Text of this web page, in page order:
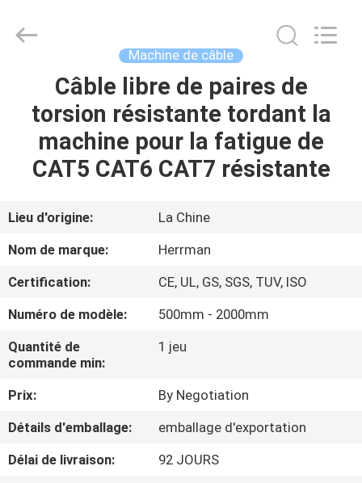
MAISON
PRODUITS
PROPOS
DE
NOUS
VISITE
D'USINE
CONTRÔLE
DE
QUALITÉ
Rights
Machine de câble
Câble libre de paires de
torsion résistante tordant la
machine pour la fatigue de
CAT5 CAT6 CAT7 résistante
Lieu d'origine:
La Chine
Nom de marque:
Herrman
Certification:
CE, UL, GS, SGS, TUV, ISO
Numéro de modèle:
500mm - 2000mm
Quantité de
commande min:
1 jeu
Prix:
By Negotiation
Détails d'emballage:
emballage d'exportation
Délai de livraison:
92 JOURS